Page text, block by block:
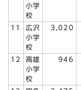
小学
校
11
広沢
小学
校
3,020
12
高雄
小学
校
946